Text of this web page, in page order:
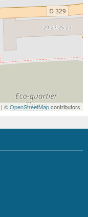
| ©OpenStreetMapcontributors